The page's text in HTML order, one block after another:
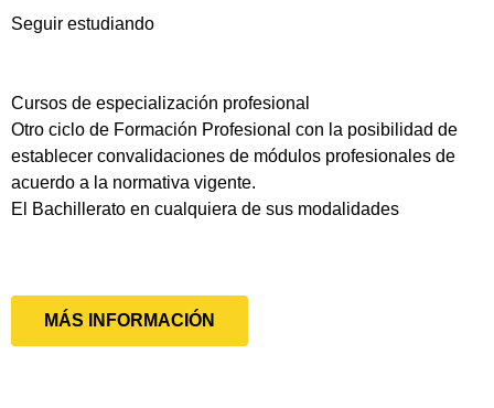
Seguir estudiando
Cursos de especialización profesional
Otro ciclo de Formación Profesional con la posibilidad de
establecer convalidaciones de módulos profesionales de
acuerdo a la normativa vigente.
El Bachillerato en cualquiera de sus modalidades
MÁS INFORMACIÓN